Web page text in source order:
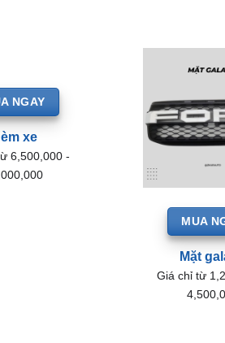
NGAY
xe
6,500,000 -
MUA
Mặt
Giá chỉ từ